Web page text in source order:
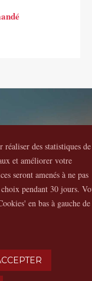
Réseaux sociaux
-Le Bourg - 46250
Design
des statistiques de
et améliorer votre
seront amenés à ne pas
pendant 30 jours.
en bas à gauche de